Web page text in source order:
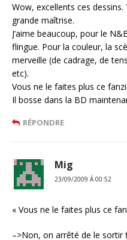
Wow, excellents ces
grande maîtrise.
J’aime beaucoup, pour le
flingue. Pour la couleur, la
merveille (de cadrage, de
etc).
Vous ne le faites plus ce
Il bosse dans la BD
RÉPONDRE
Mig
23/09/2009 Á 00:52
« Vous ne le faites plus ce
–>Non, on arrêté de le sortir